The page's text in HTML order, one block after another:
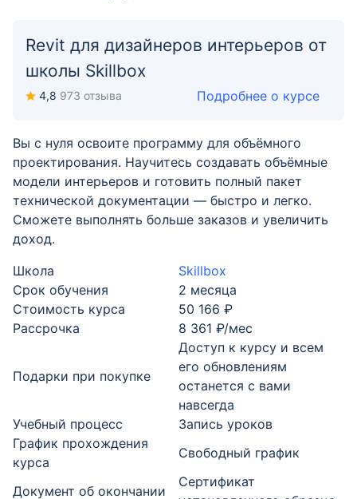
Revit для дизайнеров интерьеров от
школы Skillbox
4,8 973 отзыва Подробнее о курсе
Вы с нуля освоите программу для объёмного
проектирования. Научитесь создавать объёмные
модели интерьеров и готовить полный пакет
технической документации — быстро и легко.
Сможете выполнять больше заказов и увеличить
доход.
Школа
Skillbox
Срок обучения
2 месяца
Стоимость курса
50 166 ₽
Рассрочка
8 361 ₽/мес
Подарки при покупке
Доступ к курсу и всем
его обновлениям
останется с вами
навсегда
Учебный процесс
Запись уроков
График прохождения
курса
Свободный график
Документ об окончании
Cертификат